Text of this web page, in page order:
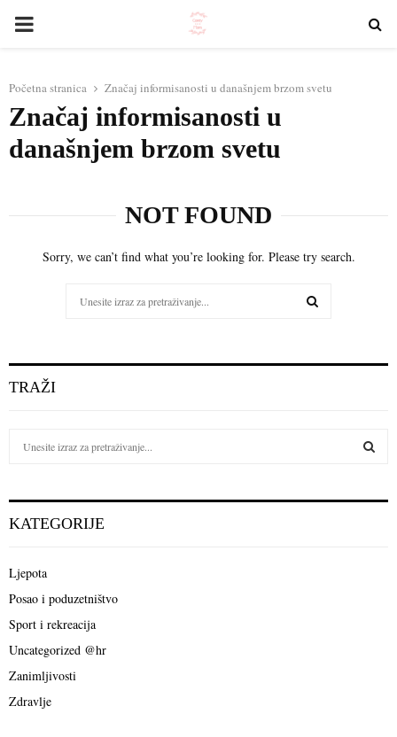
PRIMARY
Početna stranica Značaj informisanosti u današnjem brzom svetu
Značaj informisanosti u
današnjem brzom svetu
NOT FOUND
Sorry, we can’t find what you’re looking for. Please try search.
for:
TRAŽI
h
o
:
KATEGORIJE
Ljepota
Posao i poduzetništvo
Sport i rekreacija
Uncategorized @hr
Zanimljivosti
Zdravlje